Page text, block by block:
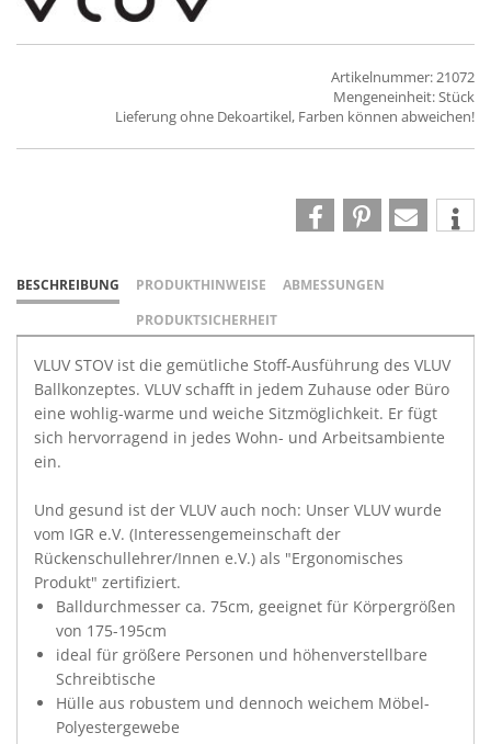
Artikelnummer: 21072
Mengeneinheit: Stück
Lieferung ohne Dekoartikel, Farben können abweichen!
BESCHREIBUNG PRODUKTHINWEISE
ABMESSUNGEN
PRODUKTSICHERHEIT
VLUV STOV ist die gemütliche Stoff-Ausführung des VLUV
Ballkonzeptes. VLUV schafft in jedem Zuhause oder Büro
eine wohlig-warme und weiche Sitzmöglichkeit. Er fügt
sich hervorragend in jedes Wohn- und Arbeitsambiente
ein.
Und gesund ist der VLUV auch noch: Unser VLUV wurde
vom IGR e.V. (Interessengemeinschaft der
Rückenschullehrer/Innen e.V.) als "Ergonomisches
Produkt" zertifiziert.
Balldurchmesser ca. 75cm, geeignet für Körpergrößen
von 175-195cm
ideal für größere Personen und höhenverstellbare
Schreibtische
Hülle aus robustem und dennoch weichem Möbel-
Polyestergewebe